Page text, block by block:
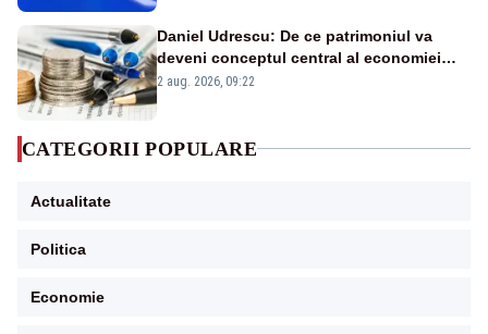
Daniel Udrescu: De ce patrimoniul va
deveni conceptul central al economiei
viitoare?
2 aug. 2026, 09:22
CATEGORII POPULARE
Actualitate
Politica
Economie